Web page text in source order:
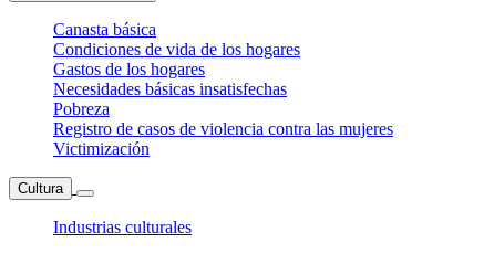
Canasta básica
Condiciones de vida de los hogares
Gastos de los hogares
Necesidades básicas insatisfechas
Pobreza
Registro de casos de violencia contra las mujeres
Victimización
Cultura
Industrias culturales